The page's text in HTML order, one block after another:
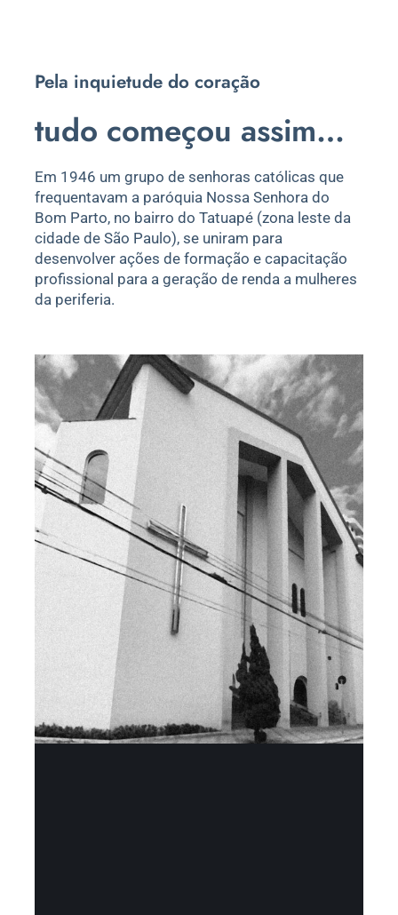
Pela inquietude do coração
tudo começou assim…
Em 1946 um grupo de senhoras católicas que
frequentavam a paróquia Nossa Senhora do
Bom Parto, no bairro do Tatuapé (zona leste da
cidade de São Paulo), se uniram para
desenvolver ações de formação e capacitação
profissional para a geração de renda a mulheres
da periferia.